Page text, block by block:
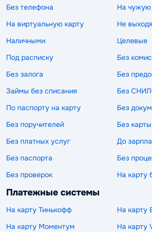
Без телефона
На чужую
На виртуальную карту
Не
Наличными
Целевые
Под расписку
Без
Без залога
Без
Займы без списания
Без
По паспорту на карту
Без
Без поручителей
Без карты
Без платных услуг
До
Без паспорта
Без
Без проверок
На карту
Платежные системы
На карту Тинькофф
На карту
На карту Моментум
На карту